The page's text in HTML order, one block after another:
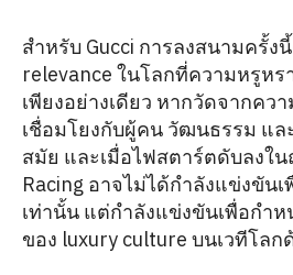
สำหรับ Gucci การลงสนามครั้ง
relevance ในโลกที่ความหรูหร
เพียงอย่างเดียว หากวัดจากคว
เชื่อมโยงกับผู้คน วัฒนธรรม แ
สมัย และเมื่อไฟสตาร์ตดับลงใน
Racing อาจไม่ได้กำลังแข่งขัน
เท่านั้น แต่กำลังแข่งขันเพื่อกำ
ของ luxury culture บนเวทีโลก